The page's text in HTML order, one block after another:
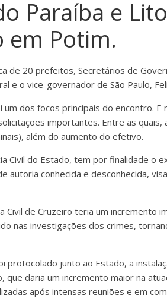
Paraíba e
em Potim.
de 20 prefeitos, Secretários de
e o vice-governador de São Paulo,
um dos focos principais do encontro.
importantes. Entre as
além do aumento do efetivo.
Civil do Estado, tem por finalidade o
autoria conhecida e desconhecida,
Civil de Cruzeiro teria um incremento
nas investigações dos crimes,
protocolado junto ao Estado, a
que daria um incremento maior na
após intensas reuniões e em